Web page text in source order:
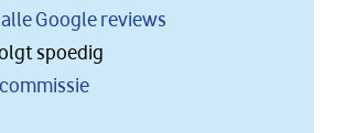
Google reviews
spoedig